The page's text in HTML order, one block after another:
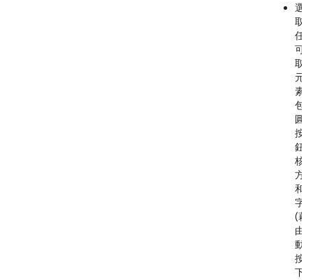
選
取
任
可
取
元
素
包
圓
按
鈕
核
方
和
字
(藉
由
動
按
下